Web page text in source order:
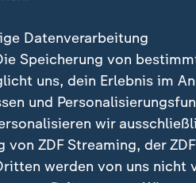
aus der britischen
im Ersten Weltkrieg zur
Datenverarbeitung
Speicherung von
uns, dein Erlebnis im
und
wir
von ZDF Streaming, der
werden von uns nicht